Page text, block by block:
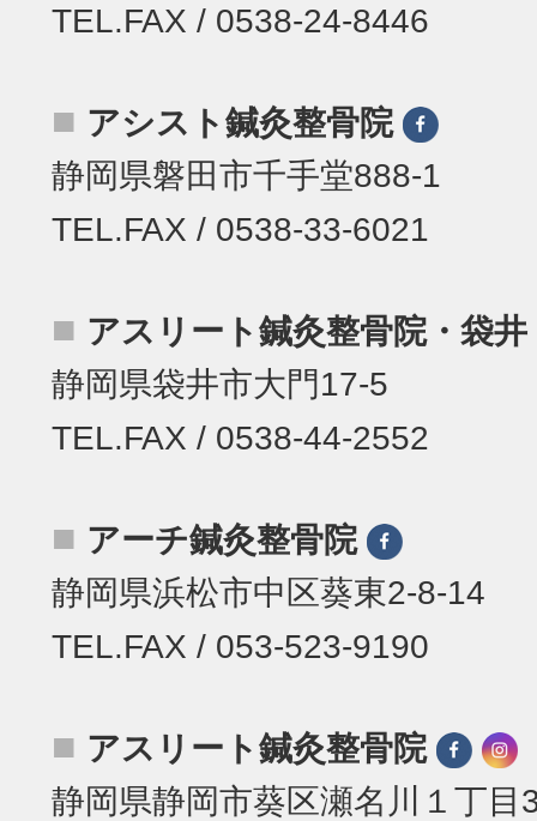
TEL.FAX / 0538-24-8446
■ アシスト鍼灸整骨院
静岡県磐田市千手堂888-1
TEL.FAX / 0538-33-6021
■ アスリート鍼灸整骨院・袋井
静岡県袋井市大門17-5
TEL.FAX / 0538-44-2552
■ アーチ鍼灸整骨院
静岡県浜松市中区葵東2-8-14
TEL.FAX / 053-523-9190
■ アスリート鍼灸整骨院
静岡県静岡市葵区瀬名川１丁目